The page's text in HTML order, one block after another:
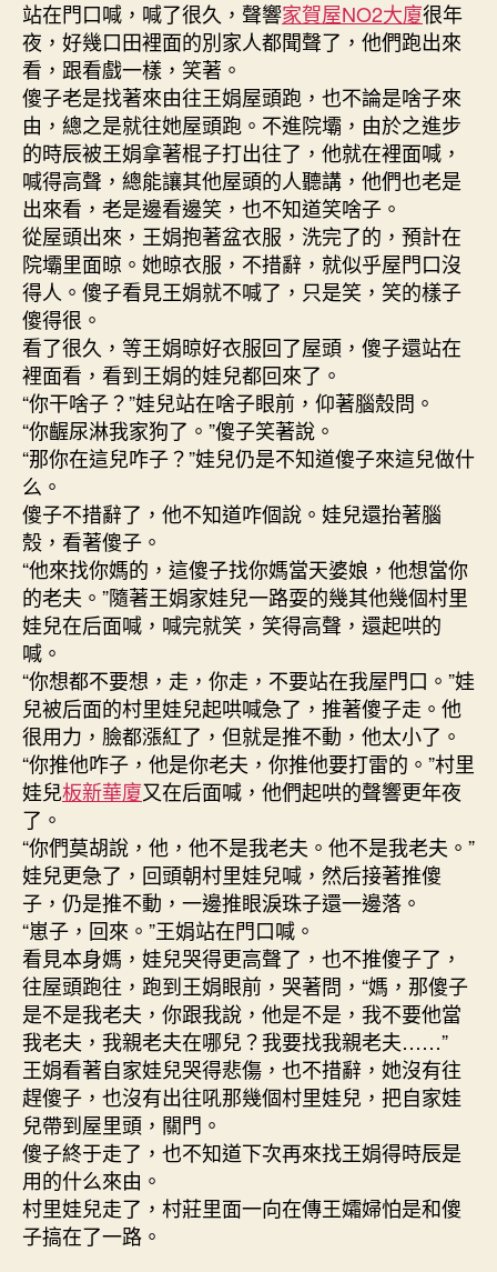
站在門口喊，喊了很久，聲響家賀屋NO2大廈很年
夜，好幾口田裡面的別家人都聞聲了，他們跑出來
看，跟看戲一樣，笑著。
傻子老是找著來由往王娟屋頭跑，也不論是啥子來
由，總之是就往她屋頭跑。不進院壩，由於之進步
的時辰被王娟拿著棍子打出往了，他就在裡面喊，
喊得高聲，總能讓其他屋頭的人聽講，他們也老是
出來看，老是邊看邊笑，也不知道笑啥子。
從屋頭出來，王娟抱著盆衣服，洗完了的，預計在
院壩里面晾。她晾衣服，不措辭，就似乎屋門口沒
得人。傻子看見王娟就不喊了，只是笑，笑的樣子
傻得很。
看了很久，等王娟晾好衣服回了屋頭，傻子還站在
裡面看，看到王娟的娃兒都回來了。
“你干啥子？”娃兒站在啥子眼前，仰著腦殼問。
“你齷尿淋我家狗了。”傻子笑著說。
“那你在這兒咋子？”娃兒仍是不知道傻子來這兒做什
么。
傻子不措辭了，他不知道咋個說。娃兒還抬著腦
殼，看著傻子。
“他來找你媽的，這傻子找你媽當天婆娘，他想當你
的老夫。”隨著王娟家娃兒一路耍的幾其他幾個村里
娃兒在后面喊，喊完就笑，笑得高聲，還起哄的
喊。
“你想都不要想，走，你走，不要站在我屋門口。”娃
兒被后面的村里娃兒起哄喊急了，推著傻子走。他
很用力，臉都漲紅了，但就是推不動，他太小了。
“你推他咋子，他是你老夫，你推他要打雷的。”村里
娃兒板新華廈又在后面喊，他們起哄的聲響更年夜
了。
“你們莫胡說，他，他不是我老夫。他不是我老夫。”
娃兒更急了，回頭朝村里娃兒喊，然后接著推傻
子，仍是推不動，一邊推眼淚珠子還一邊落。
“崽子，回來。”王娟站在門口喊。
看見本身媽，娃兒哭得更高聲了，也不推傻子了，
往屋頭跑往，跑到王娟眼前，哭著問，“媽，那傻子
是不是我老夫，你跟我說，他是不是，我不要他當
我老夫，我親老夫在哪兒？我要找我親老夫……”
王娟看著自家娃兒哭得悲傷，也不措辭，她沒有往
趕傻子，也沒有出往吼那幾個村里娃兒，把自家娃
兒帶到屋里頭，關門。
傻子終于走了，也不知道下次再來找王娟得時辰是
用的什么來由。
村里娃兒走了，村莊里面一向在傳王孀婦怕是和傻
子搞在了一路。